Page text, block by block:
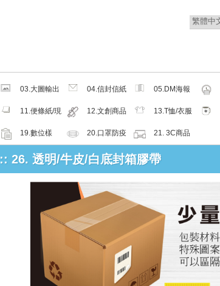
03.大圖輸出
04.信封信紙
05.DM海報
11.便條紙/現
成品
12.文創商品
13.T恤/衣服
帽子配件類
19.數位樣
20.口罩防疫
21. 3C商品
:: 26. 透明/牛皮/白底封箱膠帶